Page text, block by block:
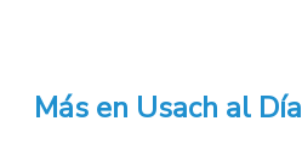
Más en Usach al Día